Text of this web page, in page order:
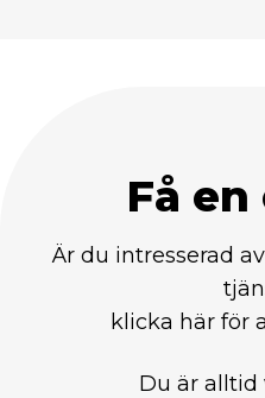
Få
Är du intresserad
klicka här för
Du är